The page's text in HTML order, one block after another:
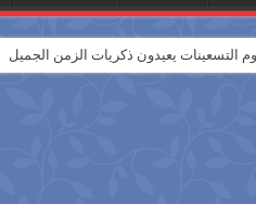
يعيدون ذكريات الزمن الجميل